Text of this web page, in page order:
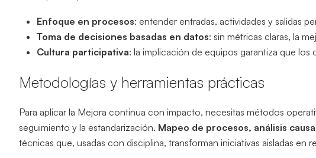
Enfoque en procesos: entender entradas, actividades y salidas
Toma de decisiones basadas en datos: sin métricas claras, la
Cultura participativa: la implicación de equipos garantiza que
Metodologías y herramientas prácticas
Para aplicar la Mejora continua con impacto, necesitas métodos
seguimiento y la estandarización. Mapeo de procesos, análisis
técnicas que, usadas con disciplina, transforman iniciativas aisladas en